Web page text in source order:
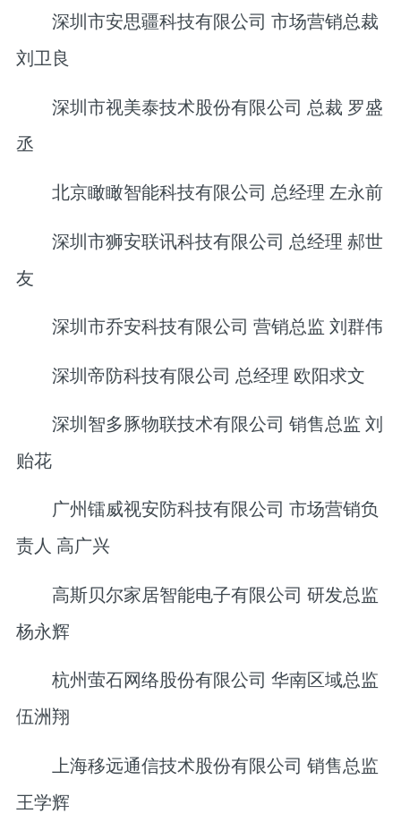
深圳市安思疆科技有限公司 市场营销总裁
刘卫良
深圳市视美泰技术股份有限公司 总裁 罗盛
丞
北京瞰瞰智能科技有限公司 总经理 左永前
深圳市狮安联讯科技有限公司 总经理 郝世
友
深圳市乔安科技有限公司 营销总监 刘群伟
深圳帝防科技有限公司 总经理 欧阳求文
深圳智多豚物联技术有限公司 销售总监 刘
贻花
广州镭威视安防科技有限公司 市场营销负
责人 高广兴
高斯贝尔家居智能电子有限公司 研发总监
杨永辉
杭州萤石网络股份有限公司 华南区域总监
伍洲翔
上海移远通信技术股份有限公司 销售总监
王学辉